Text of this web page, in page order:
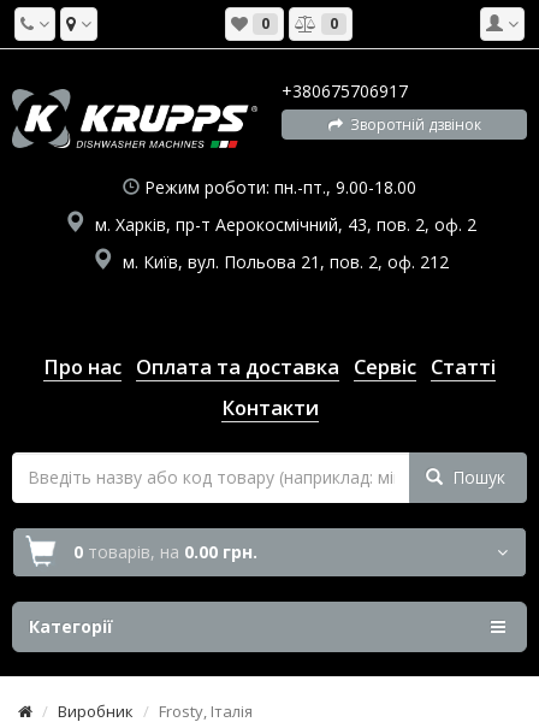
0 0
+380675706917
Зворотній дзвінок
Режим роботи: пн.-пт., 9.00-18.00
м. Харків, пр-т Аерокосмічний, 43, пов. 2, оф. 2
м. Київ, вул. Польова 21, пов. 2, оф. 212
Про нас Оплата та доставка Сервіс Статті
Контакти
Пошук
0 товарів, на 0.00 грн.
Категорії
Виробник Frosty, Італія